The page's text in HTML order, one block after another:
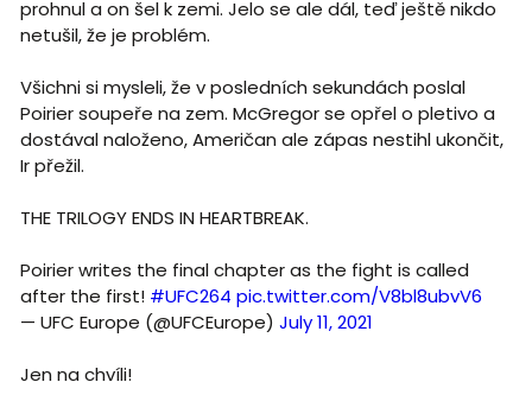
prohnul a on šel k zemi. Jelo se ale dál, teď ještě nikdo
netušil, že je problém.
Všichni si mysleli, že v posledních sekundách poslal
Poirier soupeře na zem. McGregor se opřel o pletivo a
dostával naloženo, Američan ale zápas nestihl ukončit,
Ir přežil.
THE TRILOGY ENDS IN HEARTBREAK.
Poirier writes the final chapter as the fight is called
after the first! #UFC264 pic.twitter.com/V8bl8ubvV6
— UFC Europe (@UFCEurope) July 11, 2021
Jen na chvíli!